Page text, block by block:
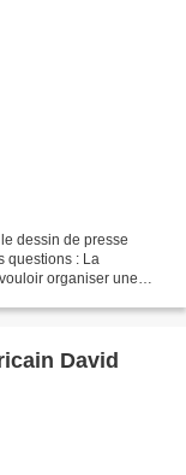
dessin de presse
questions : La
organiser une
David